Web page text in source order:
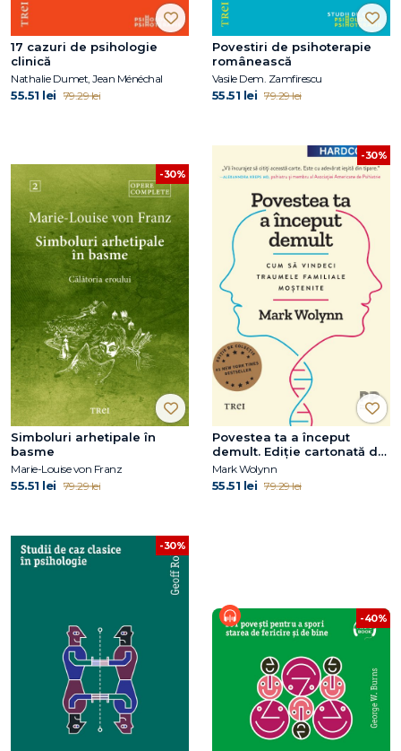
17 cazuri de psihologie
clinică
Nathalie Dumet, Jean Ménéchal
55.51 lei 79.29 lei
Povestiri de psihoterapie
românească
Vasile Dem. Zamfirescu
55.51 lei 79.29 lei
-30%
Simboluri arhetipale în
basme
Marie-Louise von Franz
55.51 lei 79.29 lei
-30%
Povestea ta a început
demult. Ediție cartonată de
colecție
Mark Wolynn
55.51 lei 79.29 lei
-30%
-40%